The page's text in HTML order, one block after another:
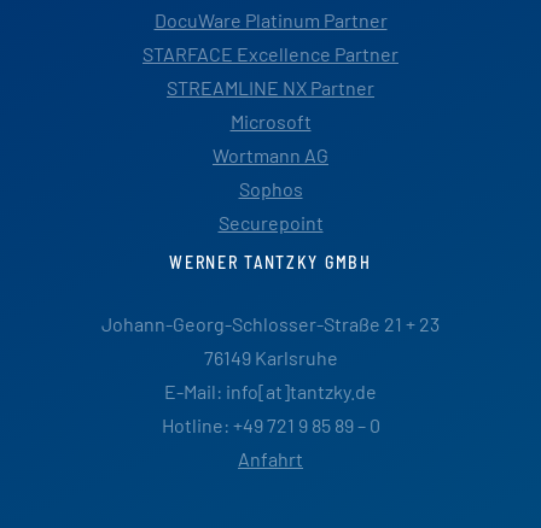
DocuWare Platinum Partner
STARFACE Excellence Partner
STREAMLINE NX Partner
Microsoft
Wortmann AG
Sophos
Securepoint
WERNER TANTZKY GMBH
Johann-Georg-Schlosser-Straße 21 + 23
76149 Karlsruhe
E-Mail: info[at]tantzky.de
Hotline: +49 721 9 85 89 – 0
Anfahrt